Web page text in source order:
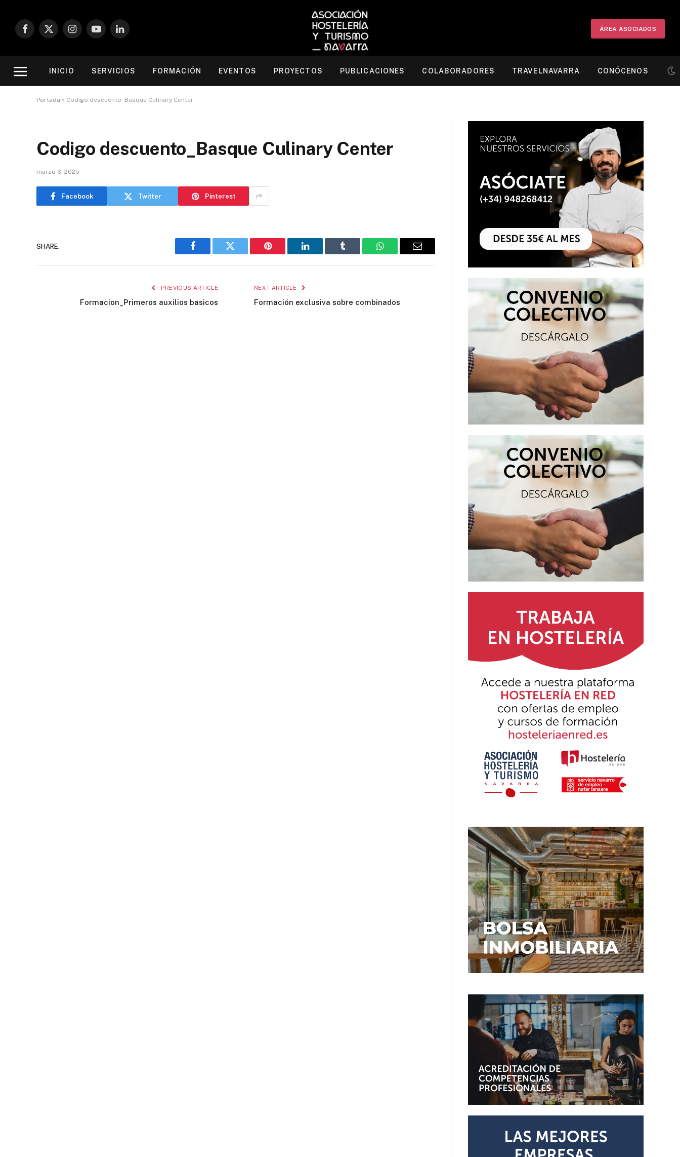
Facebook
X
InstagramYouTubeLinkedIn
ÁREA ASOCIADOS
INICIO SERVICIOS FORMACIÓN EVENTOS PROYECTOS PUBLICACIONES COLABORADORES TRAVELNAVARRA CONÓCENOS
Portada » Codigo descuento_Basque Culinary Center
Codigo descuento_Basque Culinary Center
marzo 6, 2025
Facebook Twitter Pinterest
SHARE.
Facebook Twitter Pinterest LinkedIn Tumblr WhatsAppEmail
PREVIOUS ARTICLE
Formacion_Primeros auxilios basicos
NEXT ARTICLE
Formación exclusiva sobre combinados